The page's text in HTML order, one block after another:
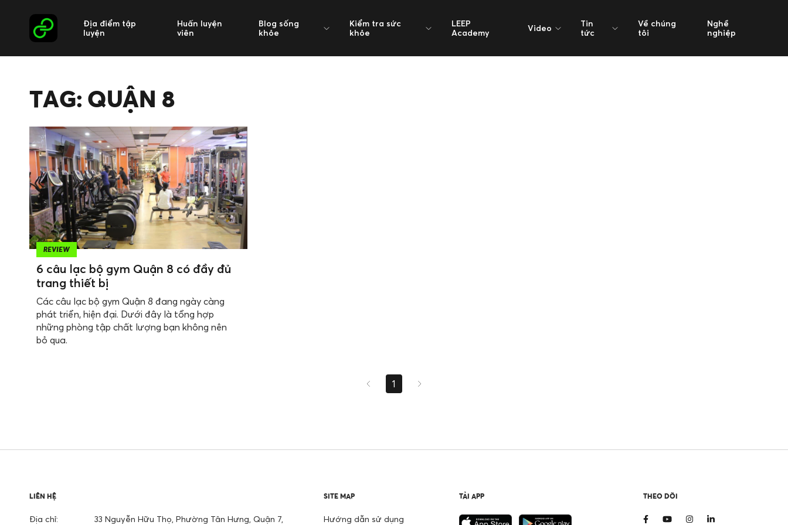
Địa điểm tập
luyện
Huấn luyện
viên
Blog sống
khỏe
Kiểm tra sức
khỏe
LEEP
Academy
Video
Tin
tức
Về chúng
tôi
Nghề
nghiệp
TAG: QUẬN 8
REVIEW
6 câu lạc bộ gym Quận 8 có đầy đủ
trang thiết bị
Các câu lạc bộ gym Quận 8 đang ngày càng
phát triển, hiện đại. Dưới đây là tổng hợp
những phòng tập chất lượng bạn không nên
bỏ qua.
1
LIÊN HỆ
Địa chỉ:
33 Nguyễn Hữu Thọ, Phường Tân Hưng, Quận 7,
SITE MAP
Hướng dẫn sử dụng
TẢI APP THEO DÕI